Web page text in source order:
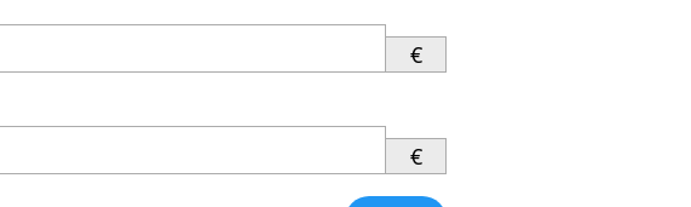
€
€